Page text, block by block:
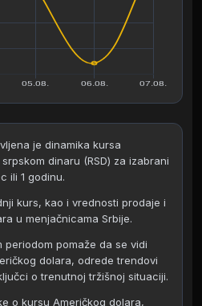
je dinamika kursa
dinaru (RSD) za izabrani
ili 1 godinu.
kurs, kao i vrednosti prodaje i
u menjačnicama Srbije.
periodom pomaže da se vidi
dolara, odrede trendovi
o trenutnoj tržišnoj situaciji.
o kursu Američkog dolara,